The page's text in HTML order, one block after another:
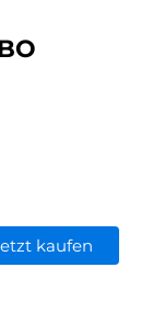
kaufen